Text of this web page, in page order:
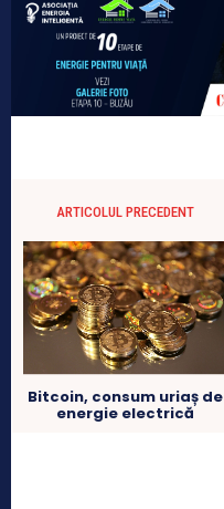
ARTICOLUL PRECEDENT
Bitcoin, consum uriaș de
energie electrică